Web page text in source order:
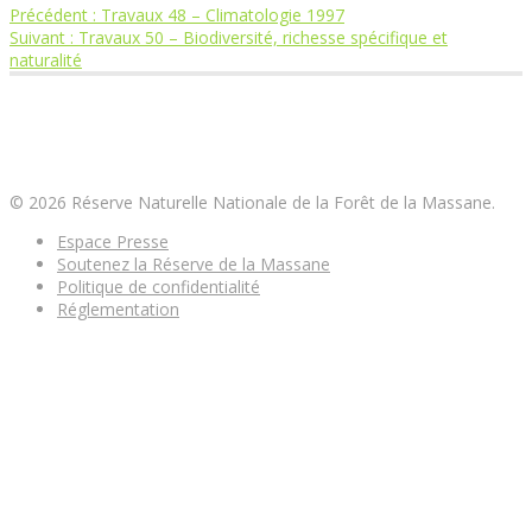
Navigation
Précédent : Article
précédent
Travaux 48 – Climatologie 1997
Suivant : Article
suivant
Travaux 50 – Biodiversité, richesse spécifique et
naturalité
© 2026 Réserve Naturelle Nationale de la Forêt de la Massane.
Espace Presse
Soutenez la Réserve de la Massane
Politique de confidentialité
Réglementation